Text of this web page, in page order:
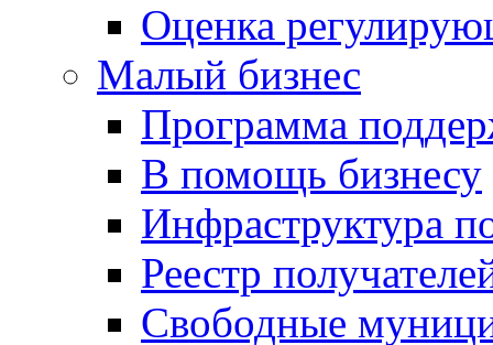
Оценка
Малый бизнес
Программа
В помощь бизнесу
Инфраструктура
Реестр
Свободные